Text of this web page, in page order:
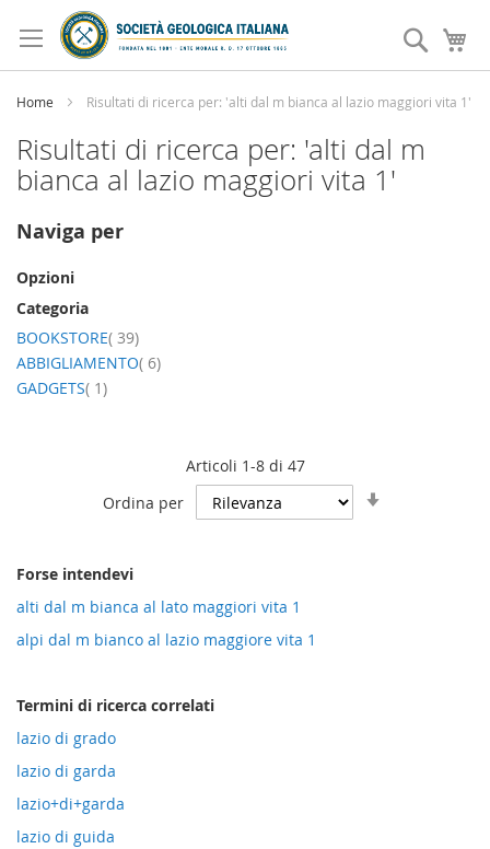
al
contenuto
Search
Home Risultati di ricerca per: 'alti dal m bianca al lazio maggiori vita 1'
Risultati di ricerca per: 'alti dal m
bianca al lazio maggiori vita 1'
Articoli 1-8di 47
Ordina per
Forse intendevi
alti dal m bianca al lato maggiori vita 1
alpi dal m bianco al lazio maggiore vita 1
Termini di ricerca correlati
lazio di grado
lazio di garda
lazio+di+garda
lazio di guida
Naviga per
Opzioni
Categoria
BOOKSTORE 39elemento
ABBIGLIAMENTO 6elemento
GADGETS 1elemento